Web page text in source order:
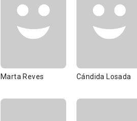
Marta Reves Cándida Losada